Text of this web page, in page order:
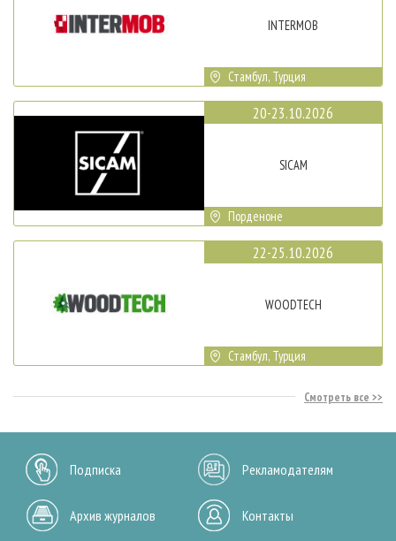
INTERMOB
Стамбул, Турция
20-23.10.2026
SICAM
Порденоне
22-25.10.2026
WOODTECH
Стамбул, Турция
Смотреть все
Подписка Рекламодателям
Архив журналов Контакты